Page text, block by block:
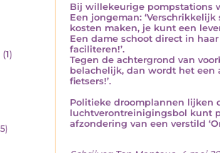
(1)
Bij willekeurige pompstations
Een jongeman:
kosten maken, je kunt een
Een dame schoot direct in
faciliteren!’.
Tegen de achtergrond van
belachelijk, dan wordt het een
fietsers!’.
Politieke droomplannen lijken
luchtverontreinigingsbol kunt
afzondering van een verstild